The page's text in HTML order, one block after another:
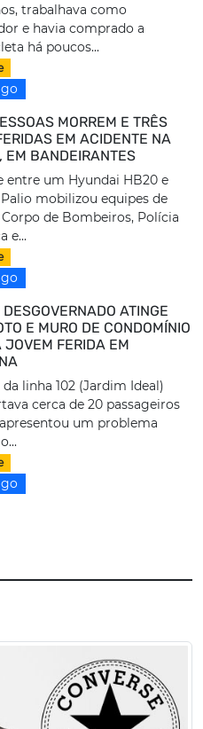
trabalhava como
e havia comprado a
há poucos...
MORREM E TRÊS
EM ACIDENTE NA
EM BANDEIRANTES
entre um Hyundai HB20 e
mobilizou equipes de
de Bombeiros, Polícia
e...
ATINGE
E MURO DE CONDOMÍNIO
JOVEM FERIDA EM
linha 102 (Jardim Ideal)
cerca de 20 passageiros
um problema